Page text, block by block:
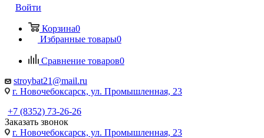
Войти
Корзина0
Избранные товары0
Сравнение товаров0
stroybat21@mail.ru
г. Новочебоксарск, ул. Промышленная, 23
+7 (8352) 73-26-26
Заказать звонок
г. Новочебоксарск, ул. Промышленная, 23